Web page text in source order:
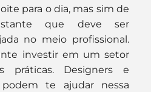
para o dia, mas sim de
que deve ser
no meio profissional.
investir em um setor
práticas. Designers e
te ajudar nessa